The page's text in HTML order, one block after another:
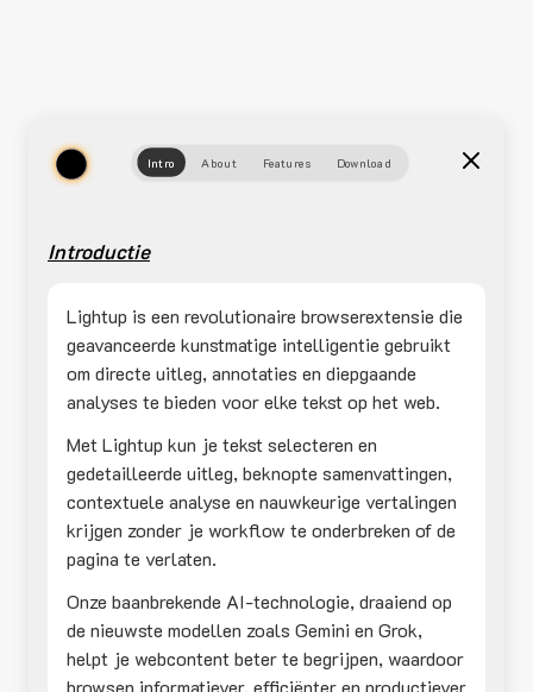
Intro About Features Download
Introductie
Lightup is een revolutionaire browserextensie die
geavanceerde kunstmatige intelligentie gebruikt
om directe uitleg, annotaties en diepgaande
analyses te bieden voor elke tekst op het web.
Met Lightup kun je tekst selecteren en
gedetailleerde uitleg, beknopte samenvattingen,
contextuele analyse en nauwkeurige vertalingen
krijgen zonder je workflow te onderbreken of de
pagina te verlaten.
Onze baanbrekende AI-technologie, draaiend op
de nieuwste modellen zoals Gemini en Grok,
helpt je webcontent beter te begrijpen, waardoor
browsen informatiever, efficiënter en productiever